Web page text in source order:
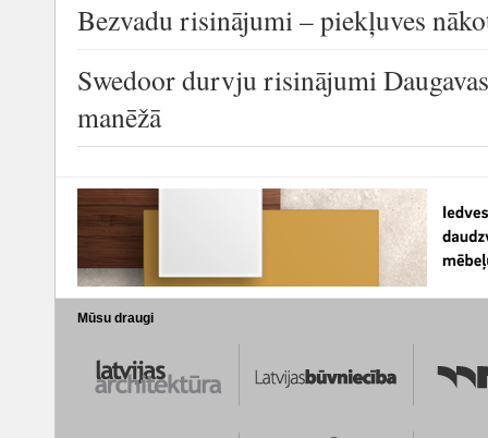
Bezvadu risinājumi – piekļuves
Swedoor durvju risinājumi
manēžā
Mūsu draugi